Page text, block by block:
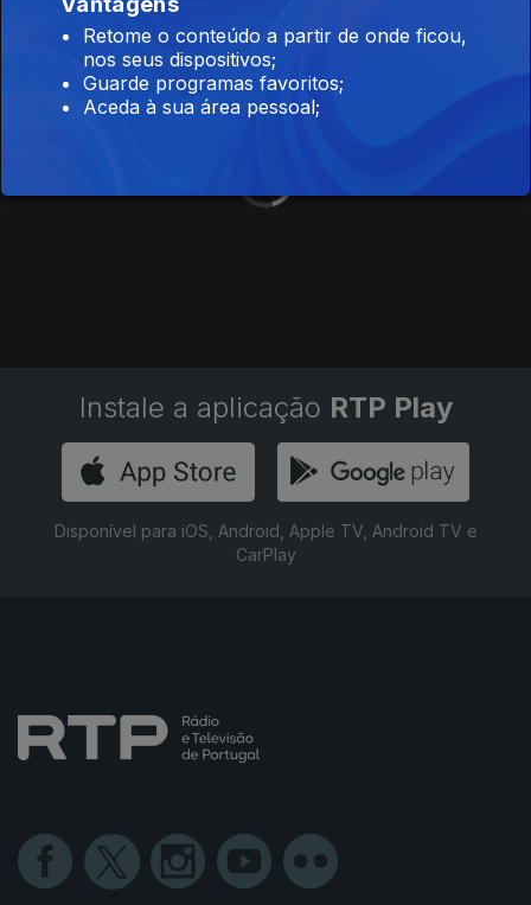
Quasar
16 jul. 2026
Instale a aplicação RTP Play
Disponível para iOS, Android, Apple TV, Android TV e
CarPlay
Retome o conteúdo a partir de onde ficou,
nos seus dispositivos;
Guarde programas favoritos;
Aceda à sua área pessoal;